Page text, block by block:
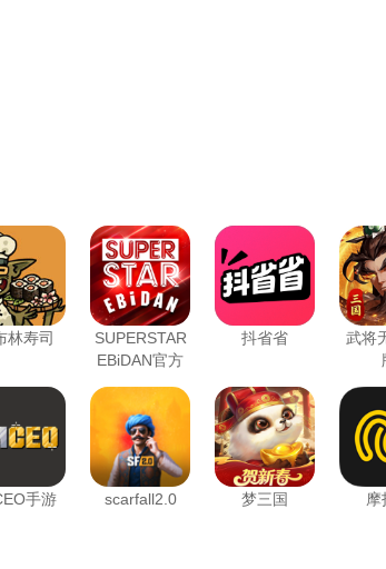
林寿司
SUPERSTAR
EBiDAN官方
抖省省
武将
手游 scarfall2.0 梦三国 摩